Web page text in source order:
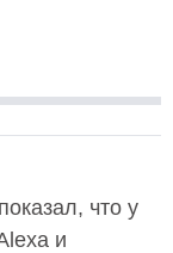
что у
и